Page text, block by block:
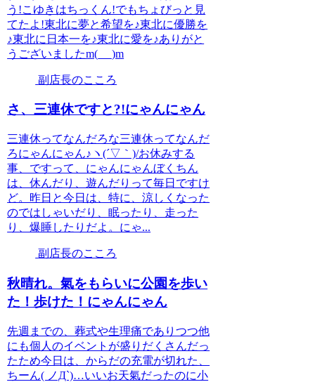
う!こゆきはちっくん!でもちょびっと見
てたよ!東北に夢と希望を♪東北に優勝を
♪東北に日本一を♪東北に愛を♪ありがと
うございましたm(_ _)m
副店長のこころ
さ、三連休ですと?!にゃんにゃん
三連休ってなんだろな三連休ってなんだ
ろにゃんにゃん♪ヽ(´▽｀)/お休みする
事、ですって、にゃんにゃんぼくちん
は、休んだり、遊んだりって毎日ですけ
ど。昨日と今日は、特に、涼しくなった
のではしゃいだり、眠ったり、走った
り、爆睡したりだよ。にゃ...
副店長のこころ
秋晴れ。氣をもらいに公園を歩い
た！歩けた！にゃんにゃん
先週までの、葬式や生理痛でありつつ他
にも個人のイベントが盛りだくさんだっ
たため今日は、からだの充電が切れた、
ちーん( ノД`)…いいお天氣だったのに小